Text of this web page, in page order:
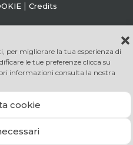
per migliorare la tua esperienza di
le tue preferenze clicca su
informazioni consulta la nostra
cookie
| Credits